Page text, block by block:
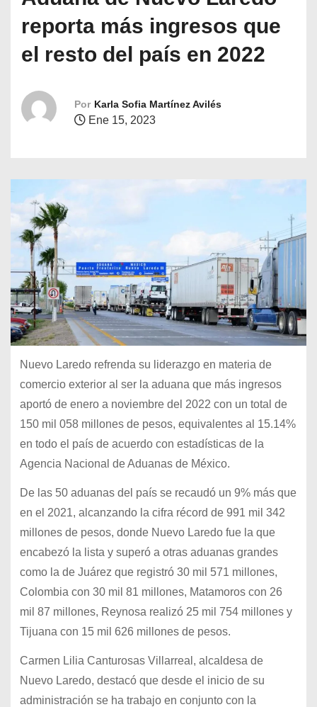
reporta más ingresos que
el resto del país en 2022
Por Karla Sofia Martínez Avilés
Ene 15, 2023
Nuevo Laredo refrenda su liderazgo en materia de
comercio exterior al ser la aduana que más ingresos
aportó de enero a noviembre del 2022 con un total de
150 mil 058 millones de pesos, equivalentes al 15.14%
en todo el país de acuerdo con estadísticas de la
Agencia Nacional de Aduanas de México.
De las 50 aduanas del país se recaudó un 9% más que
en el 2021, alcanzando la cifra récord de 991 mil 342
millones de pesos, donde Nuevo Laredo fue la que
encabezó la lista y superó a otras aduanas grandes
como la de Juárez que registró 30 mil 571 millones,
Colombia con 30 mil 81 millones, Matamoros con 26
mil 87 millones, Reynosa realizó 25 mil 754 millones y
Tijuana con 15 mil 626 millones de pesos.
Carmen Lilia Canturosas Villarreal, alcaldesa de
Nuevo Laredo, destacó que desde el inicio de su
administración se ha trabajo en conjunto con la